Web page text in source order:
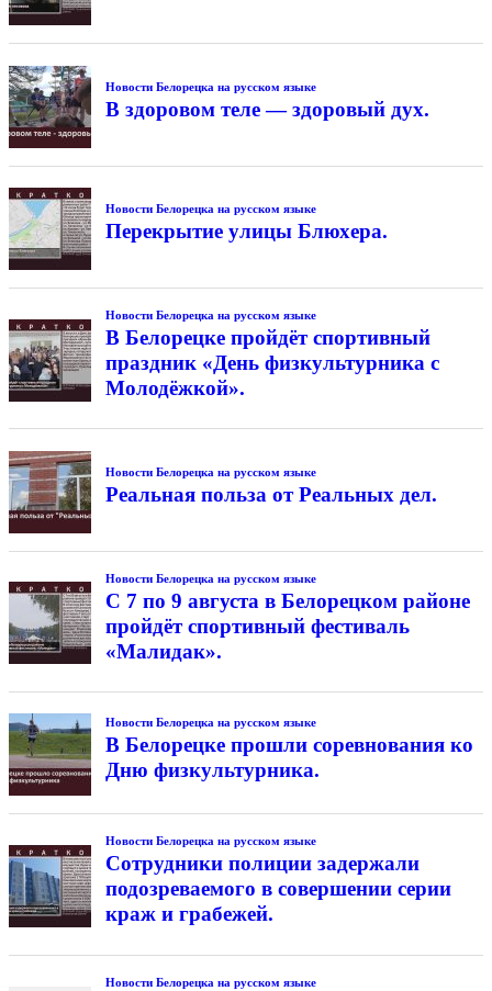
Новости Белорецка на русском языке
В здоровом теле — здоровый дух.
Новости Белорецка на русском языке
Перекрытие улицы Блюхера.
Новости Белорецка на русском языке
В Белорецке пройдёт спортивный
праздник «День физкультурника с
Молодёжкой».
Новости Белорецка на русском языке
Реальная польза от Реальных дел.
Новости Белорецка на русском языке
С 7 по 9 августа в Белорецком районе
пройдёт спортивный фестиваль
«Малидак».
Новости Белорецка на русском языке
В Белорецке прошли соревнования ко
Дню физкультурника.
Новости Белорецка на русском языке
Сотрудники полиции задержали
подозреваемого в совершении серии
краж и грабежей.
Новости Белорецка на русском языке